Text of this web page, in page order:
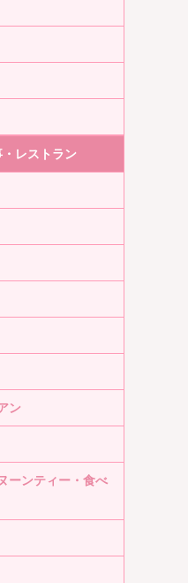
・レストラン
ン
ーンティー・食べ